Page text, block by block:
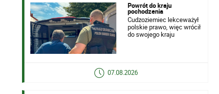
Powrót do kraju
pochodzenia
Cudzoziemiec lekceważył
polskie prawo, więc wrócił
do swojego kraju
07.08.2026